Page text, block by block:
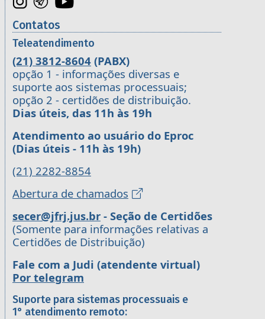
Contatos
Teleatendimento
(21) 3812-8604 (PABX)
opção 1 - informações diversas e
suporte aos sistemas processuais;
opção 2 - certidões de distribuição.
Dias úteis, das 11h às 19h
Atendimento ao usuário do Eproc
(Dias úteis - 11h às 19h)
(21) 2282-8854
Abertura de chamados
secer@jfrj.jus.br - Seção de Certidões
(Somente para informações relativas a
Certidões de Distribuição)
Fale com a Judi (atendente virtual)
Por telegram
Suporte para sistemas processuais e
1° atendimento remoto: